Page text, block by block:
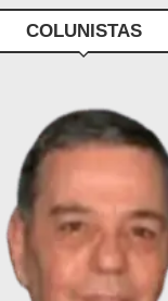
COLUNISTAS